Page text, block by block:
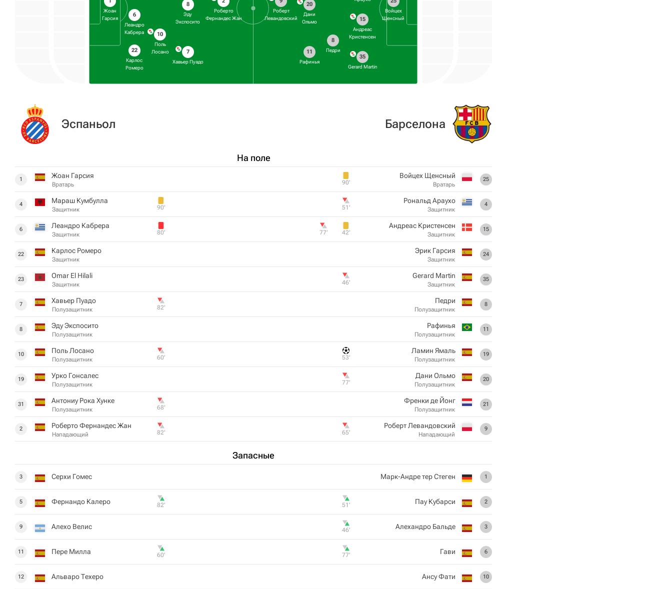
Жоан
Гарсия
6
Леандро
Кабрера
22
Карлос
Ромеро
10
Поль
Лосано
8
Эду
Экспосито
7
Хавьер Пуадо
Роберто
Фернандес Жан
Войцех
Щенсный
15
Андреас
Кристенсен
35
Gerard Martin
8
Педри
20
Дани
Ольмо
11
Рафинья
Роберт
Левандовский
Эспаньол
На поле
1 Жоан Гарсия
Вратарь
4 Мараш Кумбулла
Защитник 90‎’‎
6 Леандро Кабрера
Защитник 80‎’‎
22 Карлос Ромеро
Защитник
23 Omar El Hilali
Защитник
7 Хавьер Пуадо
Полузащитник 82‎’‎
8 Эду Экспосито
Полузащитник
10 Поль Лосано
Полузащитник 60‎’‎
19 Урко Гонсалес
Полузащитник
31 Антониу Рока Хунке
Полузащитник 68‎’‎
2 Роберто Фернандес Жан
Нападающий 82‎’‎
Запасные
3 Серхи Гомес
5 Фернандо Калеро 82‎’‎
9 Алехо Велис
11 Пере Милла 60‎’‎
12 Альваро Техеро
Барселона
25
Войцех Щенсный
Вратарь
90‎’‎
4
Рональд Араухо
Защитник
51‎’‎
15
Андреас Кристенсен
Защитник
42‎’‎
77‎’‎
24
Эрик Гарсия
Защитник
35
Gerard Martin
Защитник
46‎’‎
8
Педри
Полузащитник
11
Рафинья
Полузащитник
19
Ламин Ямаль
Полузащитник
53‎’‎
20
Дани Ольмо
Полузащитник
77‎’‎
21
Френки де Йонг
Полузащитник
9
Роберт Левандовский
Нападающий
65‎’‎
1
Марк-Андре тер Стеген
2
Пау Кубарси
51‎’‎
3
Алехандро Бальде
46‎’‎
6
Гави
77‎’‎
10
Ансу Фати